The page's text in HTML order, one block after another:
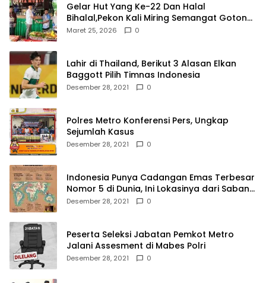
Gelar Hut Yang Ke-22 Dan Halal
Bihalal,Pekon Kali Miring Semangat Gotong
Royong
Maret 25, 2026 0
Lahir di Thailand, Berikut 3 Alasan Elkan
Baggott Pilih Timnas Indonesia
Desember 28, 2021 0
Polres Metro Konferensi Pers, Ungkap
Sejumlah Kasus
Desember 28, 2021 0
Indonesia Punya Cadangan Emas Terbesar
Nomor 5 di Dunia, Ini Lokasinya dari Sabang
hingga Merauke
Desember 28, 2021 0
Peserta Seleksi Jabatan Pemkot Metro
Jalani Assesment di Mabes Polri
Desember 28, 2021 0